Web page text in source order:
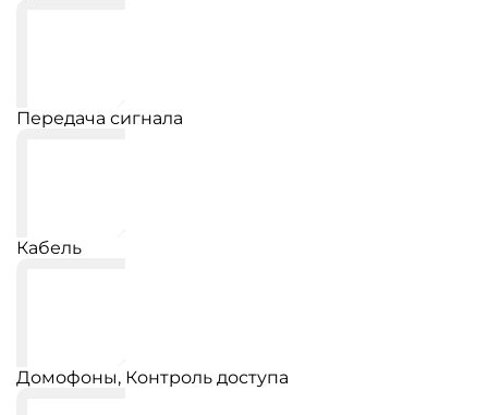
Передача сигнала
Кабель
Домофоны, Контроль доступа